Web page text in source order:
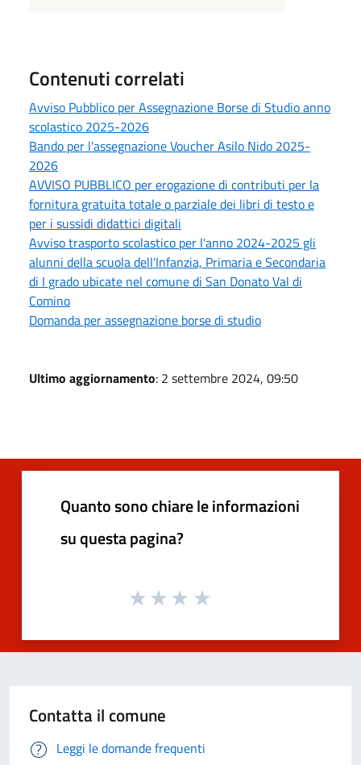
Contenuti correlati
Avviso Pubblico per Assegnazione Borse di Studio anno
scolastico 2025-2026
Bando per l'assegnazione Voucher Asilo Nido 2025-
2026
AVVISO PUBBLICO per erogazione di contributi per la
fornitura gratuita totale o parziale dei libri di testo e
per i sussidi didattici digitali
Avviso trasporto scolastico per l'anno 2024-2025 gli
alunni della scuola dell'Infanzia, Primaria e Secondaria
di I grado ubicate nel comune di San Donato Val di
Comino
Domanda per assegnazione borse di studio
Ultimo aggiornamento: 2 settembre 2024, 09:50
Quanto sono chiare le informazioni
su questa pagina?
Contatta il comune
Leggi le domande frequenti